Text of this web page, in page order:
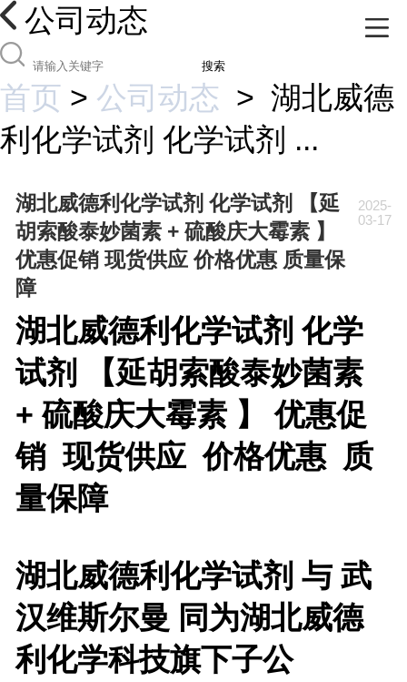
公司动态
搜索
首页 > 公司动态 > 湖北威德
利化学试剂 化学试剂 ...
湖北威德利化学试剂 化学试剂 【延
胡索酸泰妙菌素 + 硫酸庆大霉素 】
优惠促销 现货供应 价格优惠 质量保
障
2025-
03-17
湖北威德利化学试剂 化学
试剂
【延胡索酸泰妙菌素
+ 硫酸庆大霉素 】 优惠促
销 现货供应 价格优惠 质
量保障
湖北威德利化学试剂 与 武
汉维斯尔曼 同为湖北威德
利化学科技旗下子公